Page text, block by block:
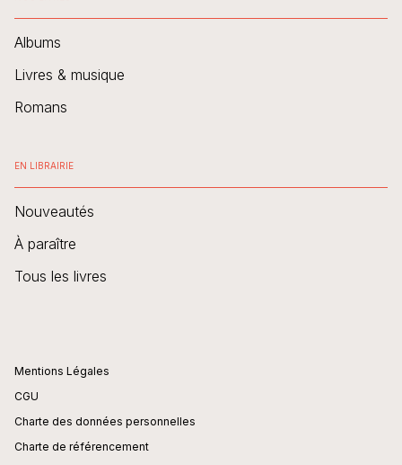
Albums
Livres & musique
Romans
EN LIBRAIRIE
Nouveautés
À paraître
Tous les livres
Mentions Légales
CGU
Charte des données personnelles
Charte de référencement